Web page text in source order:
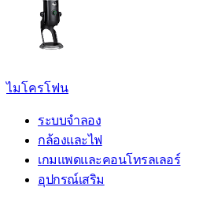
ไมโครโฟน
ระบบจำลอง
กล้องและไฟ
เกมแพดและคอนโทรลเลอร์
อุปกรณ์เสริม